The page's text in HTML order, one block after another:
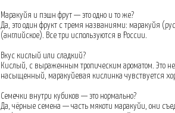
Маракуйя и пэшн фрут — это одно и то же?
Да, это один фрукт с тремя названиями: маракуйя
(английское). Все три используются в России.
Вкус кислый или сладкий?
Кислый, с выраженным тропическим ароматом. Это
насыщенный, маракуйевая кислинка чувствуется
Семечки внутри кубиков — это нормально?
Да, чёрные семена — часть мякоти маракуйи, они